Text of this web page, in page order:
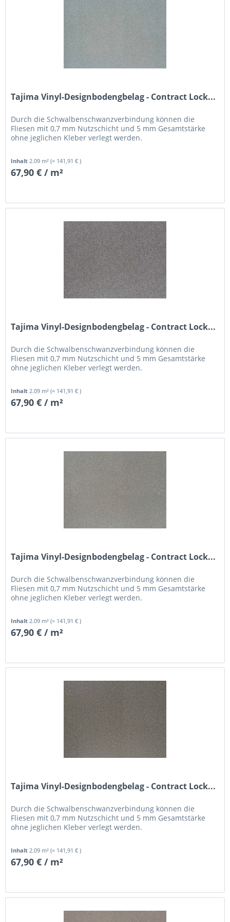
Tajima Vinyl-Designbodengbelag - Contract Lock...
Durch die Schwalbenschwanzverbindung können die
Fliesen mit 0,7 mm Nutzschicht und 5 mm Gesamtstärke
ohne jeglichen Kleber verlegt werden.
Inhalt2.09 m²(= 141,91 € )
67,90 € / m²
Tajima Vinyl-Designbodengbelag - Contract Lock...
Durch die Schwalbenschwanzverbindung können die
Fliesen mit 0,7 mm Nutzschicht und 5 mm Gesamtstärke
ohne jeglichen Kleber verlegt werden.
Inhalt 2.09 m²(= 141,91 € )
67,90 € / m²
Tajima Vinyl-Designbodengbelag - Contract Lock...
Durch die Schwalbenschwanzverbindung können die
Fliesen mit 0,7 mm Nutzschicht und 5 mm Gesamtstärke
ohne jeglichen Kleber verlegt werden.
Inhalt 2.09 m²(= 141,91 € )
67,90 € / m²
Tajima Vinyl-Designbodengbelag - Contract Lock...
Durch die Schwalbenschwanzverbindung können die
Fliesen mit 0,7 mm Nutzschicht und 5 mm Gesamtstärke
ohne jeglichen Kleber verlegt werden.
Inhalt2.09 m²(= 141,91 € )
67,90 € / m²